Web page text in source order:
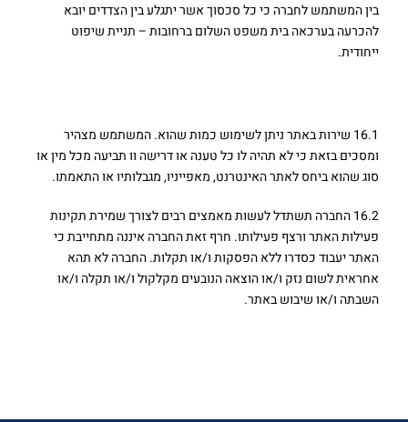
בין המשתמש לחברה כי כל סכסוך אשר יתגלע בין הצדדים יובא
להכרעה בערכאה בית משפט השלום ברחובות – תניית שיפוט
ייחודית.
16.1 שירות באתר ניתן לשימוש כמות שהוא. המשתמש מצהיר
ומסכים בזאת כי לא תהיה לו כל טענה או דרישה וו תביעה מכל מין או
סוג שהוא ביחס לאתר האינטרנט, מאפייניו, מגבלותיו או התאמתו.
16.2 החברה תשתדל לעשות מאמצים רבים לצורך שמירת תקינות
פעילות האתר ורצף פעילותו. חרף זאת החברה איננה מתחייבת כי
האתר יעבוד כסדרו ללא הפסקות ו/או תקלות. החברה לא תהא
אחראית לשום נזק ו/או הוצאה הנובעים מקלקול ו/או תקלה ו/או
השבתה ו/או שיבוש באתר.